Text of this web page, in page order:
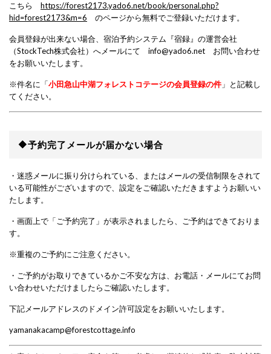
こちら https://forest2173.yado6.net/book/personal.php?
hid=forest2173&m=6 のページから無料でご登録いただけます。
会員登録が出来ない場合、宿泊予約システム『宿録』の運営会社
（StockTech株式会社）へメールにて info@yado6.net お問い合わせ
をお願いいたします。
※件名に「小田急山中湖フォレストコテージの会員登録の件 」と記載し
てください。
🔶予約完了メールが届かない場合
・迷惑メールに振り分けられている、またはメールの受信制限をされて
いる可能性がございますので、設定をご確認いただきますようお願いい
たします。
・画面上で「ご予約完了」が表示されましたら、ご予約はできておりま
す。
※重複のご予約にご注意ください。
・ご予約がお取りできているかご不安な方は、お電話・メールにてお問
い合わせいただけましたらご確認いたします。
下記メールアドレスのドメイン許可設定をお願いいたします。
yamanakacamp@forestcottage.info